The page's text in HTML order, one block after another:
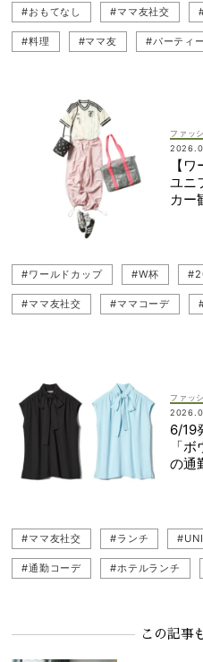
#おもてなし #ママ友社交
#料理 #ママ友 #パーティ
ファッ
【
ユニ
カー
#ワールドカップ #W杯
#ママ友社交 #ママコーデ
ファッ
6/19
「
の通
#ママ友社交 #ランチ
#通勤コーデ #ホテルランチ
この記事